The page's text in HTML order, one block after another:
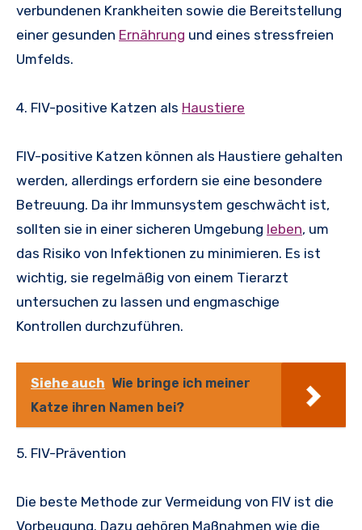
verbundenen Krankheiten sowie die Bereitstellung
einer gesunden Ernährung und eines stressfreien
Umfelds.
4. FIV-positive Katzen als Haustiere
FIV-positive Katzen können als Haustiere gehalten
werden, allerdings erfordern sie eine besondere
Betreuung. Da ihr Immunsystem geschwächt ist,
sollten sie in einer sicheren Umgebung leben, um
das Risiko von Infektionen zu minimieren. Es ist
wichtig, sie regelmäßig von einem Tierarzt
untersuchen zu lassen und engmaschige
Kontrollen durchzuführen.
Siehe auch Wie bringe ich meiner
Katze ihren Namen bei?
5. FIV-Prävention
Die beste Methode zur Vermeidung von FIV ist die
Vorbeugung. Dazu gehören Maßnahmen wie die